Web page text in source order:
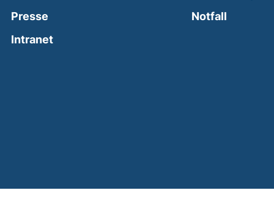
Presse
Intranet(external link, opens in a new window)
Notfall